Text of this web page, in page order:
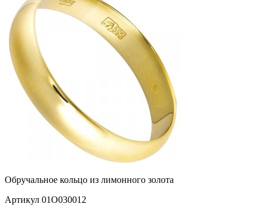
Обручальное кольцо из лимонного золота
Артикул 01О030012